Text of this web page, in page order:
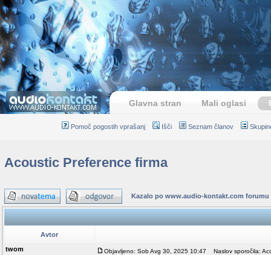
Glavna stran Mali oglasi
Pomoč pogostih vprašanj Išči Seznam članov
Acoustic Preference firma
Kazalo po www.audio-kontakt.com forumu
Avtor
twom
Objavljeno: Sob Avg 30, 2025 10:47 Naslov sporočila: